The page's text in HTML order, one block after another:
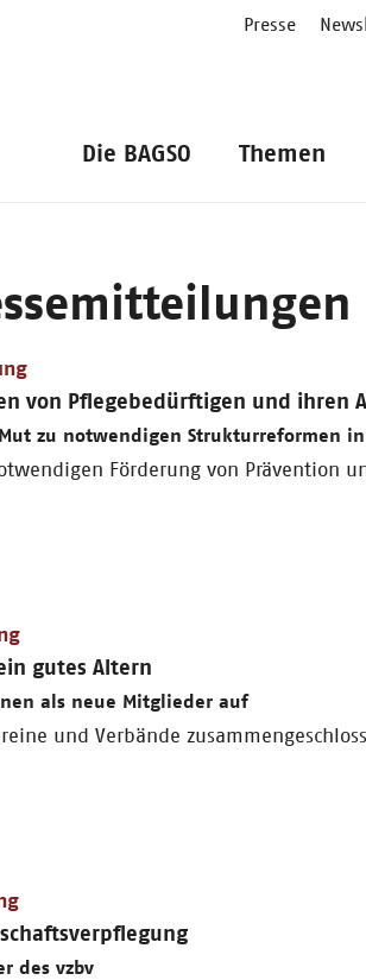
Presse
Die BAGSO Themen
von Pflegebedürftigen und ihren
zu notwendigen Strukturreformen
Förderung von Prävention
gutes Altern
als neue Mitglieder auf
und Verbände
des vzbv